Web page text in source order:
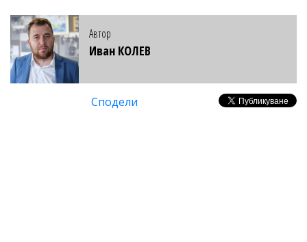
Автор
Иван КОЛЕВ
Сподели